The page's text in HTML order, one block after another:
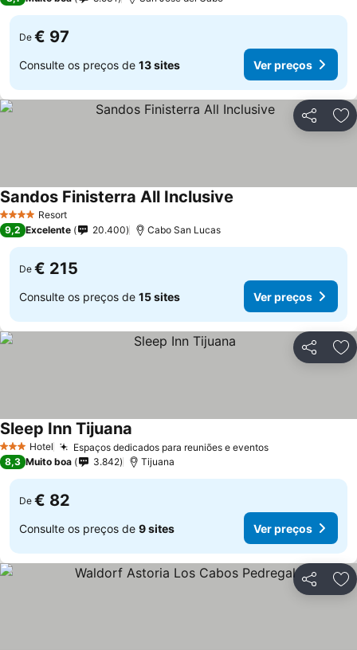
De € 97
Consulte os preços de 13 sites Ver preços
Partilhar
4 EstrelasResort
Sandos Finisterra All Inclusive
9,2 Excelente 20.400 Cabo San Lucas
De € 215
Consulte os preços de 15 sites Ver preços
Partilhar
3 EstrelasHotel Espaços dedicados para reuniões e eventos
Sleep Inn Tijuana
8,3 Muito boa 3.842 Tijuana
De € 82
Consulte os preços de 9 sites Ver preços
Partilhar